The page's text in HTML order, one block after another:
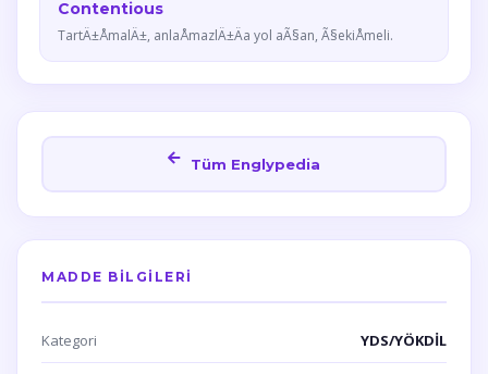
Contentious
TartÄ±ÅmalÄ±, anlaÅmazlÄ±Äa yol aÃ§an, Ã§ekiÅmeli.
Tüm Englypedia
MADDE BILGILERI
Kategori YDS/YÖKDİL